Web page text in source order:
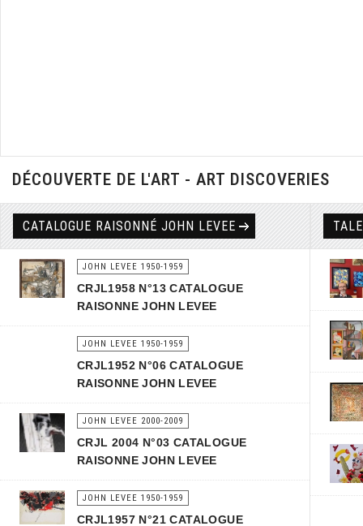
DÉCOUVERTE DE L'ART - ART DISCOVERIES
CATALOGUE RAISONNÉ JOHN LEVEE
JOHN LEVEE 1950-1959
CRJL1958 N°13 CATALOGUE
RAISONNE JOHN LEVEE
JOHN LEVEE 1950-1959
CRJL1952 N°06 CATALOGUE
RAISONNE JOHN LEVEE
JOHN LEVEE 2000-2009
CRJL 2004 N°03 CATALOGUE
RAISONNE JOHN LEVEE
JOHN LEVEE 1950-1959
CRJL1957 N°21 CATALOGUE